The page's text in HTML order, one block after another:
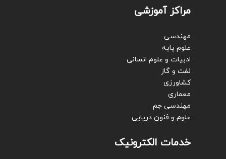
مراکز آموزشی
مهندسی
علوم پایه
ادبیات و علوم انسانی
نفت و گاز
کشاورزی
معماری
مهندسی جم
علوم و فنون دریایی
خدمات الکترونیک